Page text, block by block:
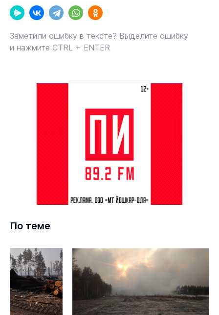
Заметили ошибку в тексте? Выделите ошибку
и нажмите CTRL + ENTER
По теме